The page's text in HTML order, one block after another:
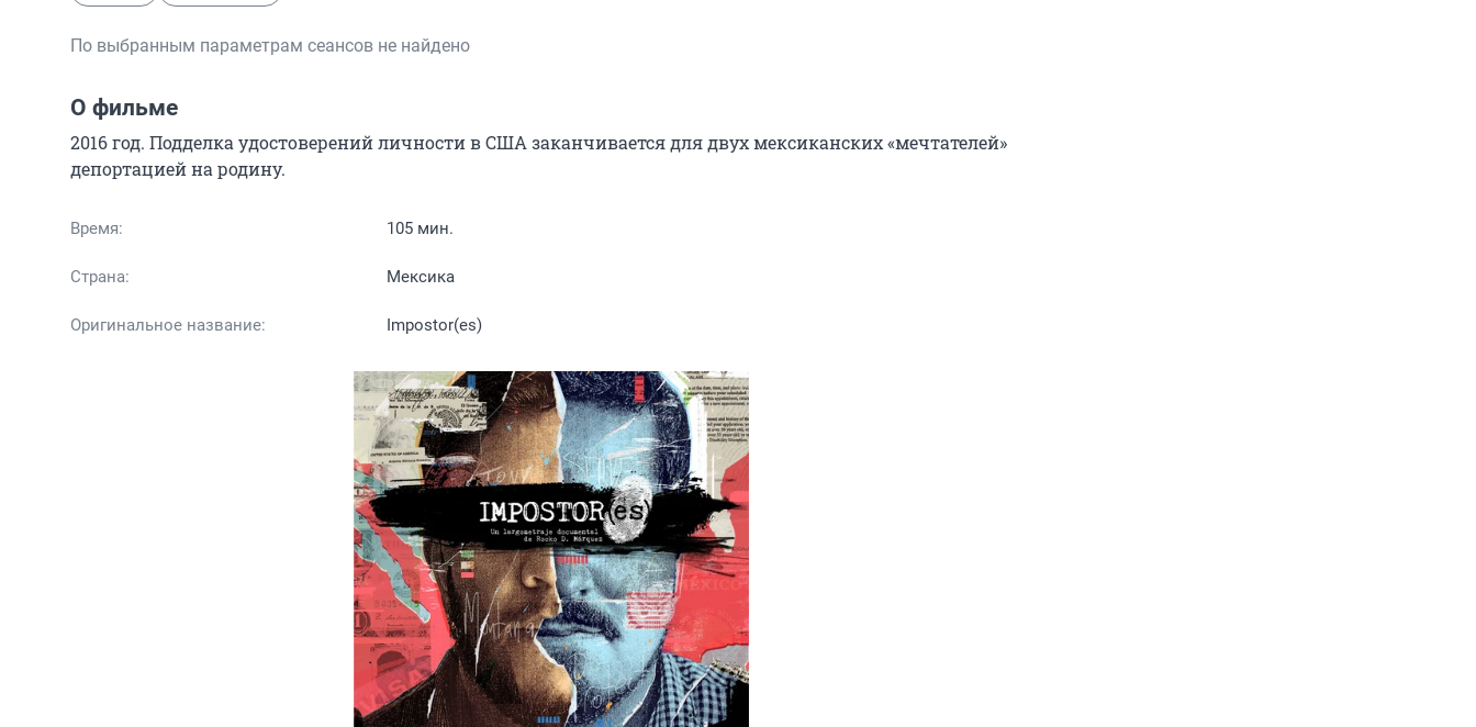
По выбранным параметрам сеансов не найдено
О фильме
2016 год. Подделка удостоверений личности в США заканчивается для двух мексиканских «мечтателей»
депортацией на родину.
Время: 105 мин.
Страна: Мексика
Оригинальное название: Impostor(es)